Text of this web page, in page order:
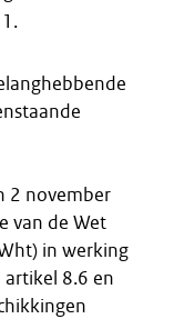
2 november
van de Wet
in werking
artikel 8.6 en